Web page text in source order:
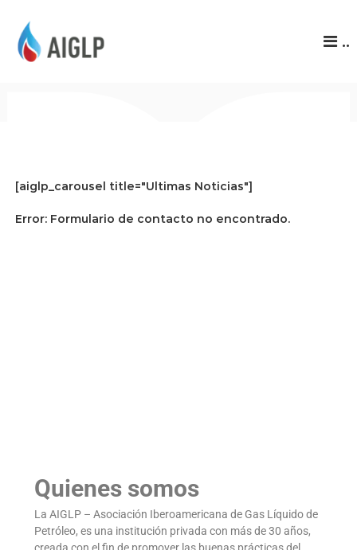
..
[aiglp_carousel title="Ultimas Noticias"]
Error:Formulario de contacto no encontrado.
Quienes somos
La AIGLP – Asociación Iberoamericana de Gas Líquido de
Petróleo, es una institución privada con más de 30 años,